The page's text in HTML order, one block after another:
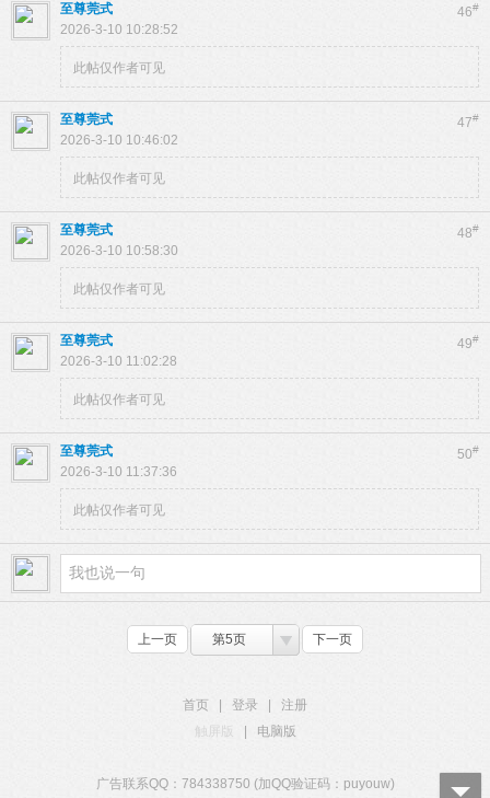
46#
至尊莞式
2026-3-10 10:28:52
此帖仅作者可见
47#
至尊莞式
2026-3-10 10:46:02
此帖仅作者可见
48#
至尊莞式
2026-3-10 10:58:30
此帖仅作者可见
49#
至尊莞式
2026-3-10 11:02:28
此帖仅作者可见
50#
至尊莞式
2026-3-10 11:37:36
此帖仅作者可见
上一页 第5页 下一页
首页 登录
注册
触屏版
电脑版
广告联系QQ：784338750 (加QQ验证码：puyouw)